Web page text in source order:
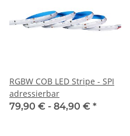
RGBW COB LED Stripe - SPI
adressierbar
79,90 € - 84,90 € *